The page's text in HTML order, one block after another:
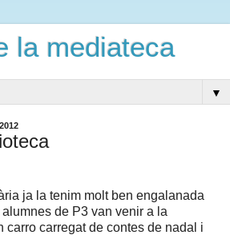
la mediateca
▼
ja la tenim molt ben engalanada
de P3 van venir a la
carro carregat de contes de nadal i